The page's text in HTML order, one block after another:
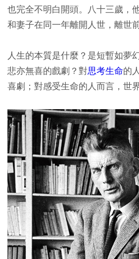
也完全不明白開頭。八十三歲，
和妻子在同一年離開人世，離世
人生的本質是什麼？是短暫如夢
悲亦無喜的戲劇？對思考生命的
喜劇；對感受生命的人而言，世